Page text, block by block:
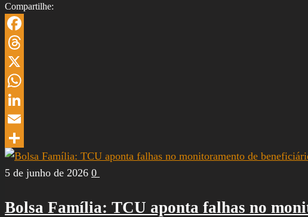
Compartilhe:
Facebook
Threads
X
WhatsApp
LinkedIn
Email
Share
5 de junho de 2026 0
Bolsa Família: TCU aponta falhas no